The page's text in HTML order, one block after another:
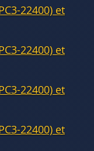
22400) et
22400) et
22400) et
22400) et